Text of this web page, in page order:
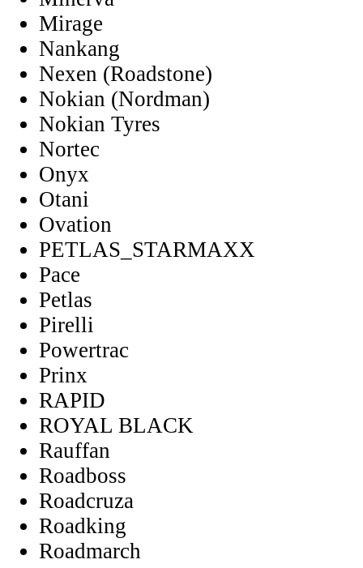
Mirage
Nankang
Nexen (Roadstone)
Nokian (Nordman)
Nokian Tyres
Nortec
Onyx
Otani
Ovation
PETLAS_STARMAXX
Pace
Petlas
Pirelli
Powertrac
Prinx
RAPID
ROYAL BLACK
Rauffan
Roadboss
Roadcruza
Roadking
Roadmarch